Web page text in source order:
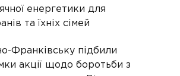
енергетики для
та їхніх сімей
Франківську підбили
акції щодо боротьби з